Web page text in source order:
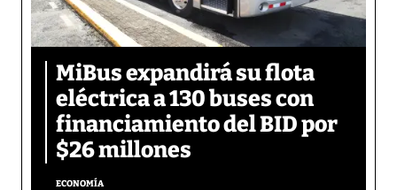
MiBus expandirá su flota
eléctrica a 130 buses con
financiamiento del BID por
$26 millones
ECONOMÍA